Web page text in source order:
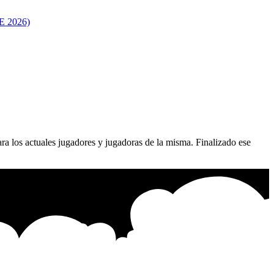
2026)
los actuales jugadores y jugadoras de la misma. Finalizado ese